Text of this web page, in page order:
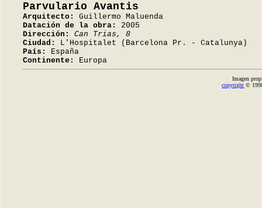
Parvulario Avantis
Arquitecto:
Guillermo Maluenda
Datación de la obra:
2005
Dirección:
Can Trias, 8
Ciudad:
L'Hospitalet (Barcelona Pr. - Catalunya)
País:
España
Continente:
Europa
Imagen
copyright ©